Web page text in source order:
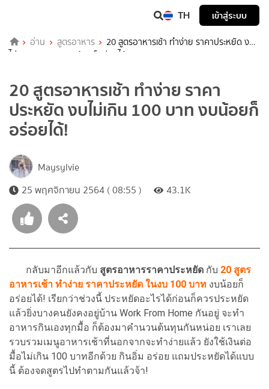
TH เข้าสู่ระบบ
อ่าน สูตรอาหาร
20 สูตรอาหารเช้า ทำง่าย ราคาประหยัด งบ
ไม่เกิน 100 บาท งบน้อยก็อร่อยได้!
20 สูตรอาหารเช้า ทำง่าย ราคา
ประหยัด งบไม่เกิน 100 บาท งบน้อยก็
อร่อยได้!
Maysylvie
25 พฤศจิกายน 2564 ( 08:55 )
43.1K
กลับมาอีกแล้วกับ สูตรอาหารราคาประหยัด กับ 20 สูตร
อาหารเช้า ทำง่าย ราคาประหยัด ในงบ 100 บาท งบน้อยก็
อร่อยได้! เรียกว่าช่วงนี้ ประหยัดอะไรได้ก่อนก็ควรประหยัด
แล้วยิ่งบางคนยังคงอยู่บ้าน Work From Home กันอยู่ จะทำ
อาหารกินเองทุกมื้อ ก็ต้องมาคำนวนต้นทุนกันหน่อย เราเลย
รวบรวมเมนูอาหารเช้าที่นอกจากจะทำง่ายแล้ว ยังใช้เงินต่อ
มื้อไม่เกิน 100 บาทอีกด้วย กินอิ่ม อร่อย แถมประหยัดได้แบบ
นี้ ต้องจดสูตรไปทำตามกันแล้วจ้า!